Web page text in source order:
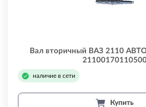
Вал вторичный ВАЗ 2110
наличие в сети
Купить